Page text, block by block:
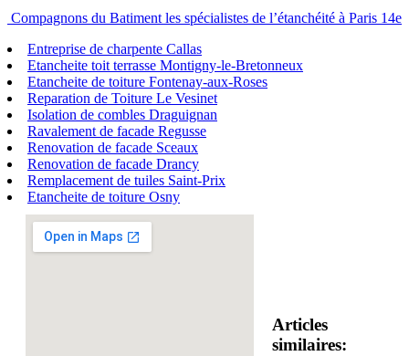
Compagnons du Batiment les spécialistes de l’étanchéité à Paris 14e
Entreprise de charpente Callas
Etancheite toit terrasse Montigny-le-Bretonneux
Etancheite de toiture Fontenay-aux-Roses
Reparation de Toiture Le Vesinet
Isolation de combles Draguignan
Ravalement de facade Regusse
Renovation de facade Sceaux
Renovation de facade Drancy
Remplacement de tuiles Saint-Prix
Etancheite de toiture Osny
Articles
similaires: